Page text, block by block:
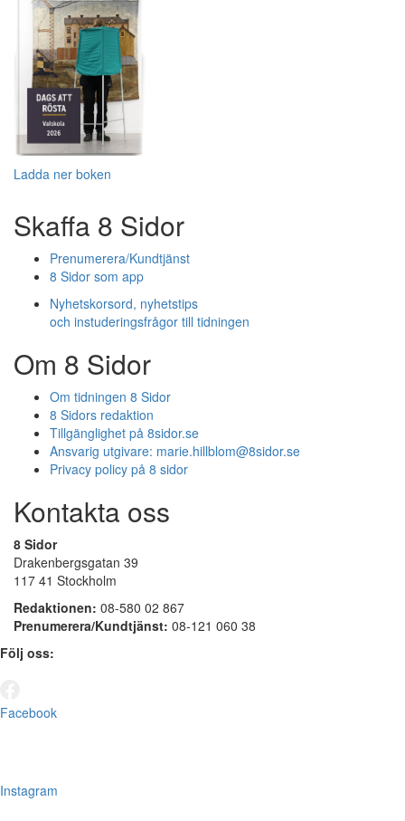
Ladda ner boken
Skaffa 8 Sidor
Prenumerera/Kundtjänst
8 Sidor som app
Nyhetskorsord, nyhetstips
och instuderingsfrågor till tidningen
Om 8 Sidor
Om tidningen 8 Sidor
8 Sidors redaktion
Tillgänglighet på 8sidor.se
Ansvarig utgivare: marie.hillblom@8sidor.se
Privacy policy på 8 sidor
Kontakta oss
8 Sidor
Drakenbergsgatan 39
117 41 Stockholm
Redaktionen: 08-580 02 867
Prenumerera/Kundtjänst: 08-121 060 38
Följ oss:
Facebook
Instagram